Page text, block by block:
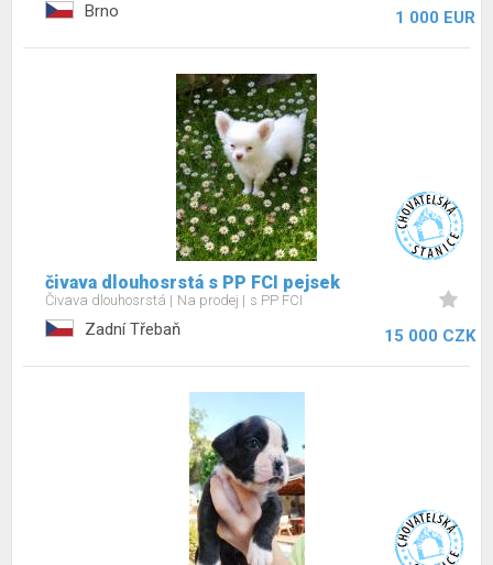
Brno 1 000 EUR
čivava dlouhosrstá s PP FCI pejsek
Čivava dlouhosrstá Na prodej s PP FCI
Zadní Třebaň 15 000 CZK